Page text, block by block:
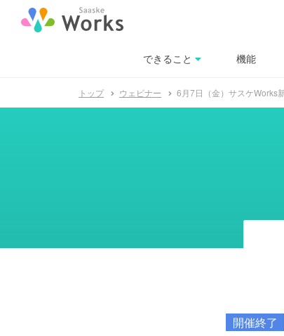
できること 機能
トップ ウェビナー 6月7日（金）サスケWorks
開催終了